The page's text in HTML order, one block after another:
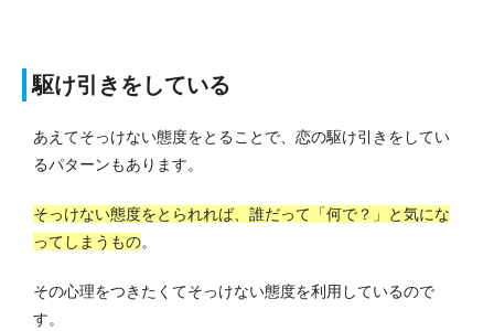
駆け引きをしている
あえてそっけない態度をとることで、恋の駆け引きをしてい
るパターンもあります。
そっけない態度をとられれば、誰だって「何で？」と気にな
ってしまうもの。
その心理をつきたくてそっけない態度を利用しているので
す。